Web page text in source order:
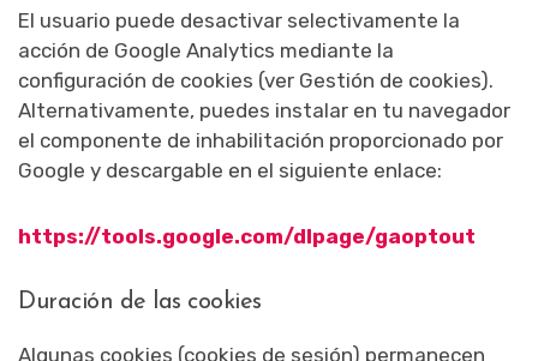
El usuario puede desactivar selectivamente la
acción de Google Analytics mediante la
configuración de cookies (ver Gestión de cookies).
Alternativamente, puedes instalar en tu navegador
el componente de inhabilitación proporcionado por
Google y descargable en el siguiente enlace:
https://tools.google.com/dlpage/gaoptout
Duración de las cookies
Algunas cookies (cookies de sesión) permanecen